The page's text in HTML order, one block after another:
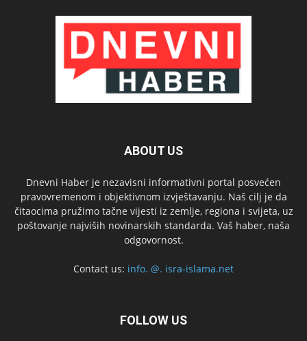
ABOUT US
Dnevni Haber je nezavisni informativni portal posvećen
pravovremenom i objektivnom izvještavanju. Naš cilj je da
čitaocima pružimo tačne vijesti iz zemlje, regiona i svijeta, uz
poštovanje najviših novinarskih standarda. Vaš haber, naša
odgovornost.
Contact us: info. @. isra-islama.net
FOLLOW US